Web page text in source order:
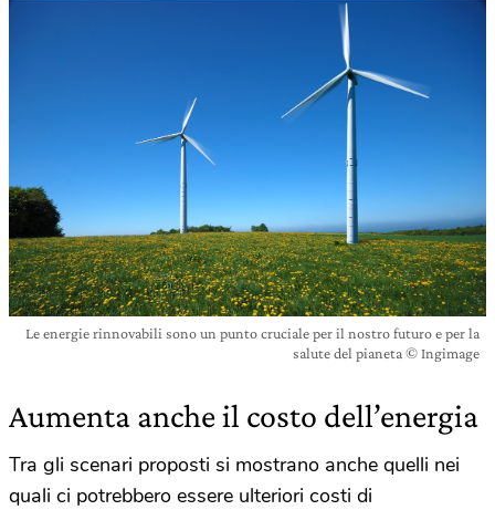
Le energie rinnovabili sono un punto cruciale per il nostro futuro e per la
salute del pianeta © Ingimage
Aumenta anche il costo dell’energia
Tra gli scenari proposti si mostrano anche quelli nei
quali ci potrebbero essere ulteriori costi di